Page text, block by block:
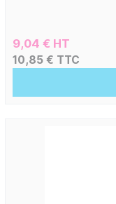
9,04 € HT
10,85 € TTC